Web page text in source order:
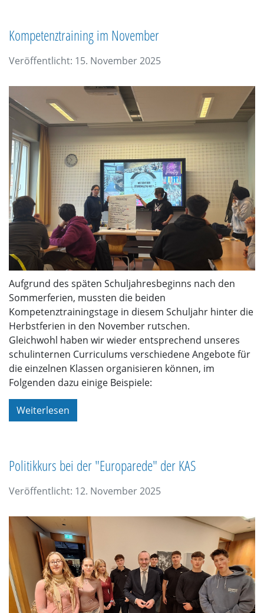
Kompetenztraining im November
Veröffentlicht: 15. November 2025
Aufgrund des späten Schuljahresbeginns nach den
Sommerferien, mussten die beiden
Kompetenztrainingstage in diesem Schuljahr hinter die
Herbstferien in den November rutschen.
Gleichwohl haben wir wieder entsprechend unseres
schulinternen Curriculums verschiedene Angebote für
die einzelnen Klassen organisieren können, im
Folgenden dazu einige Beispiele:
Weiterlesen
Politikkurs bei der "Europarede" der KAS
Veröffentlicht: 12. November 2025